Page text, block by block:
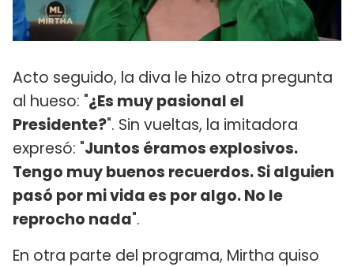
Acto seguido, la diva le hizo otra pregunta
al hueso: "¿Es muy pasional el
Presidente?". Sin vueltas, la imitadora
expresó: "Juntos éramos explosivos.
Tengo muy buenos recuerdos. Si alguien
pasó por mi vida es por algo. No le
reprocho nada".
En otra parte del programa, Mirtha quiso